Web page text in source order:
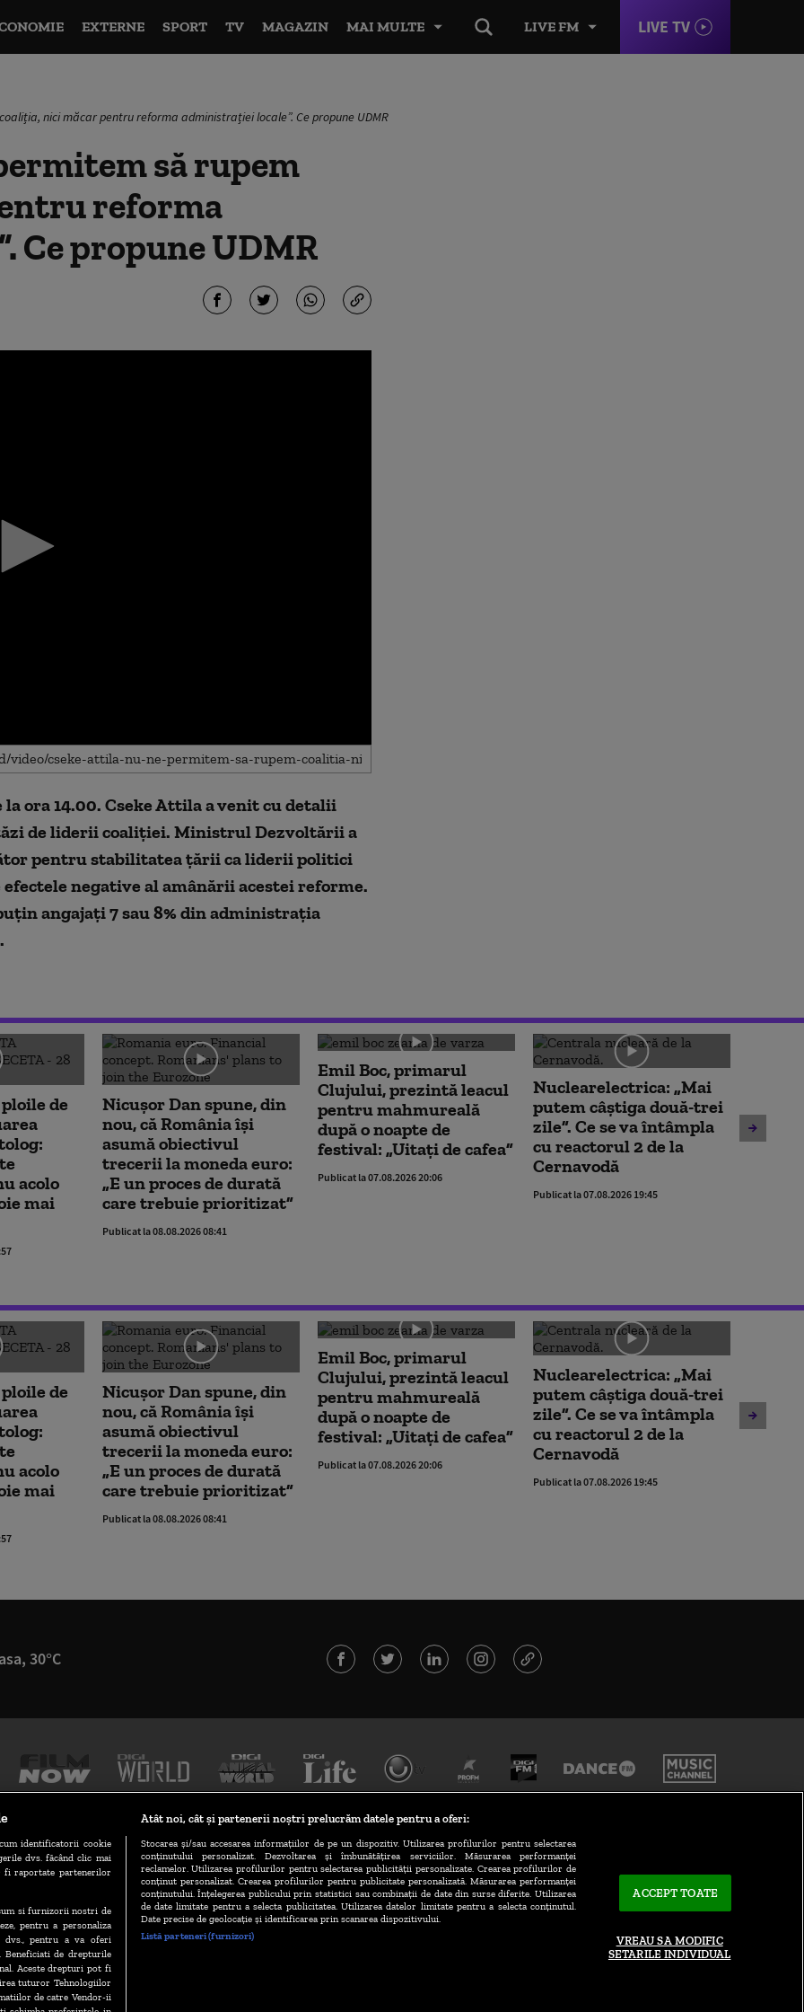
LIVE FM LIVE TV
EXTERNE SPORT TV MAGAZIN MAI MULTE
nici măcar pentru reforma administrației locale”. Ce propune UDMR
să rupem
reforma
Ce propune UDMR
ora 14.00. Cseke Attila a venit cu detalii
de liderii coaliției. Ministrul Dezvoltării a
pentru stabilitatea țării ca liderii politici
negative al amânării acestei reforme.
angajați 7 sau 8% din administrația
de
acolo
mai
Nicușor Dan spune, din
nou, că România își
asumă obiectivul
trecerii la moneda euro:
„E un proces de durată
care trebuie prioritizat”
Publicat la 08.08.2026 08:41
Emil Boc, primarul
Clujului, prezintă leacul
pentru mahmureală
după o noapte de
festival: „Uitați de cafea”
Publicat la 07.08.2026 20:06
Nuclearelectrica: „Mai
putem câștiga două-trei
zile”. Ce se va întâmpla
cu reactorul 2 de la
Cernavodă
Publicat la 07.08.2026 19:45
de
fie
de
acolo
mai
Nicușor Dan spune, din
nou, că România își
asumă obiectivul
trecerii la moneda euro:
„E un proces de durată
care trebuie prioritizat”
Publicat la 08.08.2026 08:41
Emil Boc, primarul
Clujului, prezintă leacul
pentru mahmureală
după o noapte de
festival: „Uitați de cafea”
Publicat la 07.08.2026 20:06
Nuclearelectrica: „Mai
putem câștiga două-trei
zile”. Ce se va întâmpla
cu reactorul 2 de la
Cernavodă
Publicat la 07.08.2026 19:45
de
fie
30°C
TERMENI ȘI CONDIȚII POLITICA DE CONFIDENȚIALITATE
GESTIONAȚI PREFERINȚELE CODUL DIGI24 CAMERE WEB CONTACT/INFO
identificatorii cookie
dvs. făcând clic mai
fi raportate partenerilor
si furnizorii nostri de
pentru a personaliza
dvs., pentru a va oferi
Beneficiati de drepturile
Aceste drepturi pot fi
tuturor Tehnologiilor
de catre Vendor-ii
Atât noi, cât și partenerii noștri prelucrăm datele pentru a oferi:
Stocarea și/sau accesarea informațiilor de pe un dispozitiv. Utilizarea profilurilor pentru selectarea
conținutului personalizat. Dezvoltarea și îmbunătățirea serviciilor. Măsurarea performanței
reclamelor. Utilizarea profilurilor pentru selectarea publicității personalizate. Crearea profilurilor de
conținut personalizat. Crearea profilurilor pentru publicitate personalizată. Măsurarea performanței
conținutului. Înțelegerea publicului prin statistici sau combinații de date din surse diferite. Utilizarea
de date limitate pentru a selecta publicitatea. Utilizarea datelor limitate pentru a selecta conținutul.
Date precise de geolocație și identificarea prin scanarea dispozitivului.
Listă parteneri (furnizori)
ACCEPT TOATE
VREAU SA MODIFIC
SETARILE INDIVIDUAL